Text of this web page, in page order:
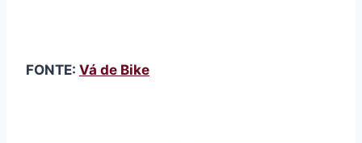
FONTE: Vá de Bike